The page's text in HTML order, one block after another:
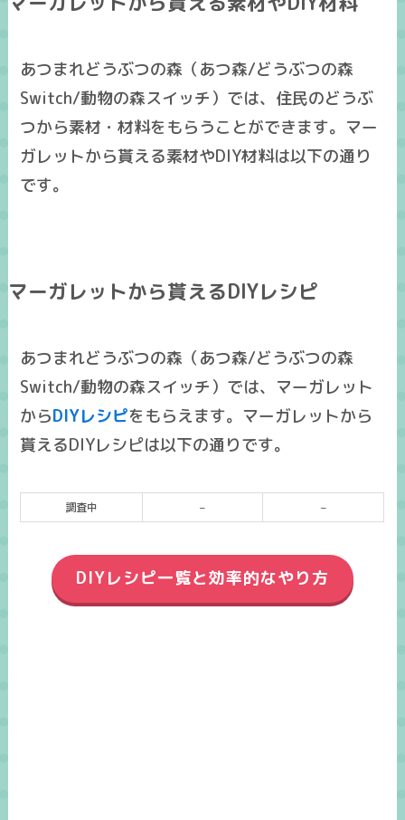
あつまれどうぶつの森（あつ森/どうぶつの森
Switch/動物の森スイッチ）では、住民のどうぶ
つから素材・材料をもらうことができます。マー
ガレットから貰える素材やDIY材料は以下の通り
です。
マーガレットから貰えるDIYレシピ
あつまれどうぶつの森（あつ森/どうぶつの森
Switch/動物の森スイッチ）では、マーガレット
からDIYレシピをもらえます。マーガレットから
貰えるDIYレシピは以下の通りです。
調査中 – –
DIYレシピ一覧と効率的なやり方